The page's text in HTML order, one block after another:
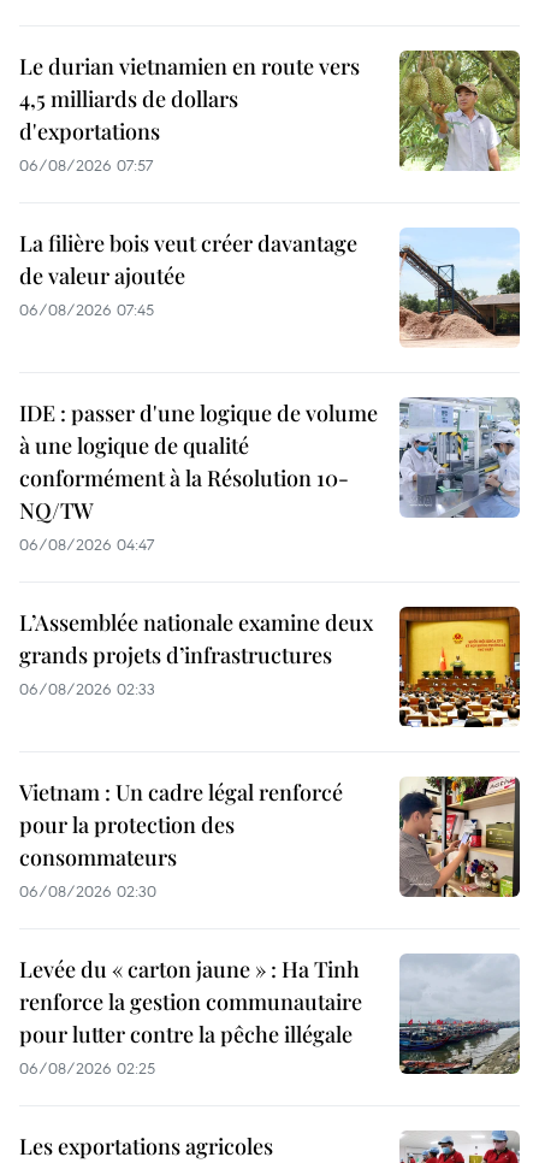
Le durian vietnamien en route vers
4,5 milliards de dollars
d'exportations
06/08/2026 07:57
La filière bois veut créer davantage
de valeur ajoutée
06/08/2026 07:45
IDE : passer d'une logique de volume
à une logique de qualité
conformément à la Résolution 10-
NQ/TW
06/08/2026 04:47
L’Assemblée nationale examine deux
grands projets d’infrastructures
06/08/2026 02:33
Vietnam : Un cadre légal renforcé
pour la protection des
consommateurs
06/08/2026 02:30
Levée du « carton jaune » : Ha Tinh
renforce la gestion communautaire
pour lutter contre la pêche illégale
06/08/2026 02:25
Les exportations agricoles